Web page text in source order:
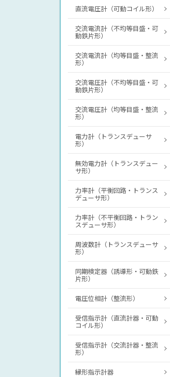
直流電圧計（可動コイル形）
交流電流計（不均等目盛・可
動鉄片形）
交流電流計（均等目盛・整流
形）
交流電圧計（不均等目盛・可
動鉄片形）
交流電圧計（均等目盛・整流
形）
電力計（トランスデューサ
形）
無効電力計（トランスデュー
サ形）
力率計（平衡回路・トランス
デューサ形）
力率計（不平衡回路・トラン
スデューサ形）
周波数計（トランスデューサ
形）
同期検定器（誘導形・可動鉄
片形）
電圧位相計（整流形）
受信指示計（直流計器・可動
コイル形）
受信指示計（交流計器・整流
形）
縁形指示計器